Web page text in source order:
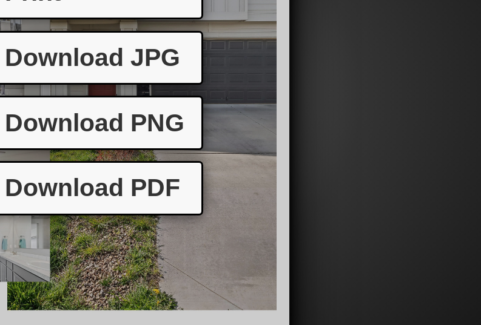
Download JPG
Download PNG
Download PDF